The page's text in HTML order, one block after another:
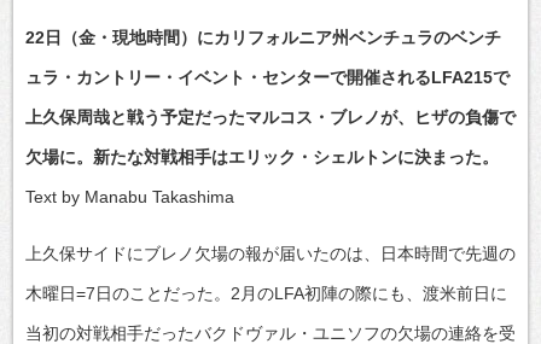
22日（金・現地時間）にカリフォルニア州ベンチュラのベンチ
ュラ・カントリー・イベント・センターで開催されるLFA215で
上久保周哉と戦う予定だったマルコス・ブレノが、ヒザの負傷で
欠場に。新たな対戦相手はエリック・シェルトンに決まった。
Text by Manabu Takashima
上久保サイドにブレノ欠場の報が届いたのは、日本時間で先週の
木曜日=7日のことだった。2月のLFA初陣の際にも、渡米前日に
当初の対戦相手だったバクドヴァル・ユニソフの欠場の連絡を受